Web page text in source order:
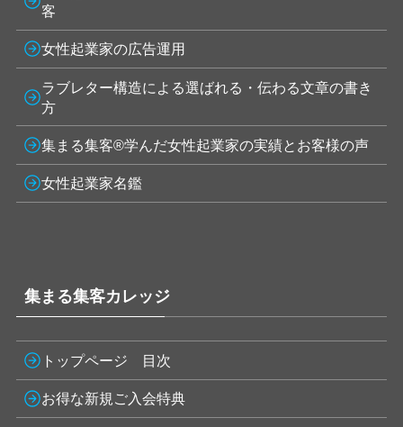
客
女性起業家の広告運用
ラブレター構造による選ばれる・伝わる文章の書き
方
集まる集客®学んだ女性起業家の実績とお客様の声
女性起業家名鑑
集まる集客カレッジ
トップページ 目次
お得な新規ご入会特典